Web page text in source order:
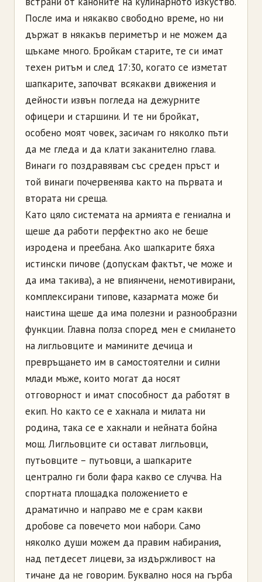
После има и някакво свободно време, но ни
държат в някакъв периметър и не можем да
щъкаме много. Бройкам старите, те си имат
техен ритъм и след 17:30, когато се изметат
шапкарите, започват всякакви движения и
дейности извън погледа на дежурните
офицери и старшини. И те ни бройкат,
особено моят човек, засичам го няколко пъти
да ме гледа и да клати заканително глава.
Винаги го поздравявам със среден пръст и
той винаги почервенява както на първата и
втората ни среща.
Като цяло системата на армията е гениална и
щеше да работи перфектно ако не беше
изродена и преебана. Ако шапкарите бяха
истински пичове (допускам фактът, че може и
да има такива), а не впиянчени, немотивирани,
комплексирани типове, казармата може би
наистина щеше да има полезни и разнообразни
функции. Главна полза според мен е смилането
на лигльовците и мамините дечица и
превръщането им в самостоятелни и силни
млади мъже, които могат да носят
отговорност и имат способност да работят в
екип. Но както се е хакнала и милата ни
родина, така се е хакнали и нейната бойна
мощ. Лигльовците си остават лигльовци,
путьовците – путьовци, а шапкарите
централно ги боли фара какво се случва. На
спортната площадка положението е
драматично и направо ме е срам какви
дробове са повечето мои набори. Само
няколко души можем да правим набирания,
над петдесет лицеви, за издържливост на
тичане да не говорим. Буквално нося на гърба